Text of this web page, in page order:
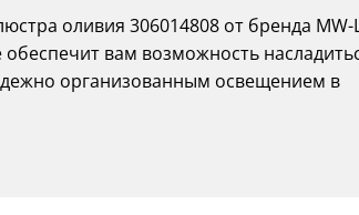
оливия 306014808 от бренда MW-
вам возможность
организованным освещением в